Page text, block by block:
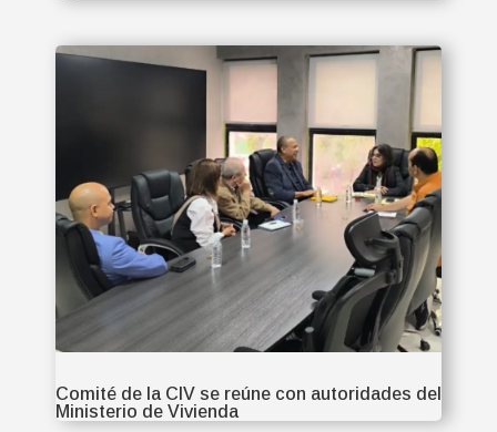
Comité de la CIV se reúne con autoridades del
Ministerio de Vivienda